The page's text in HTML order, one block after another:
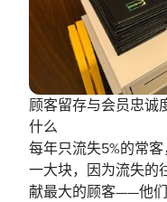
顾客留存与会员忠诚
什么
每年只流失5%的常
一大块，因为流失的
献最大的顾客——他